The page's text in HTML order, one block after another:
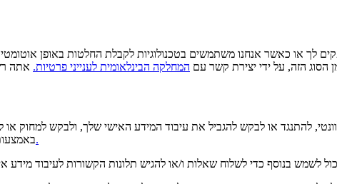
או כאשר אנחנו משתמשים בטכנולוגיות לקבלת החלטות באופן אוטומטי
הסוג הזה, על ידי יצירת קשר עם המחלקה הבינלאומית לענייני פרטיות.
להתנגד או לבקש להגביל את עיבוד המידע האישי שלך, ולבקש
המחלקה הבינלאומית לענייני פרטיות.